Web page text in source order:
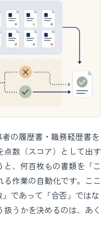
の履歴書・職務経歴書を
数（スコア）として出す
、何百枚もの書類を「こ
作業の自動化です。ここ
であって「合否」ではな
うかを決めるのは、あく